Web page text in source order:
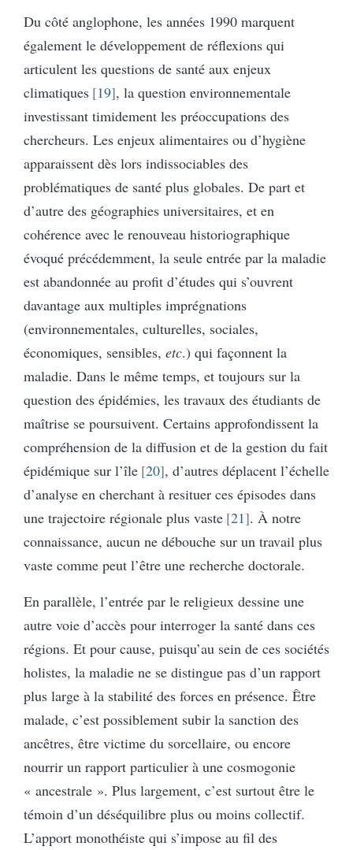
Du côté anglophone, les années 1990 marquent
également le développement de réflexions qui
articulent les questions de santé aux enjeux
climatiques 19 , la question environnementale
investissant timidement les préoccupations des
chercheurs. Les enjeux alimentaires ou d’hygiène
apparaissent dès lors indissociables des
problématiques de santé plus globales. De part et
d’autre des géographies universitaires, et en
cohérence avec le renouveau historiographique
évoqué précédemment, la seule entrée par la maladie
est abandonnée au profit d’études qui s’ouvrent
davantage aux multiples imprégnations
(environnementales, culturelles, sociales,
économiques, sensibles, etc.) qui façonnent la
maladie. Dans le même temps, et toujours sur la
question des épidémies, les travaux des étudiants de
maîtrise se poursuivent. Certains approfondissent la
compréhension de la diffusion et de la gestion du fait
épidémique sur l’île 20 , d’autres déplacent l’échelle
d’analyse en cherchant à resituer ces épisodes dans
une trajectoire régionale plus vaste 21 . À notre
connaissance, aucun ne débouche sur un travail plus
vaste comme peut l’être une recherche doctorale.
En parallèle, l’entrée par le religieux dessine une
autre voie d’accès pour interroger la santé dans ces
régions. Et pour cause, puisqu’au sein de ces sociétés
holistes, la maladie ne se distingue pas d’un rapport
plus large à la stabilité des forces en présence. Être
malade, c’est possiblement subir la sanction des
ancêtres, être victime du sorcellaire, ou encore
nourrir un rapport particulier à une cosmogonie
« ancestrale ». Plus largement, c’est surtout être le
témoin d’un déséquilibre plus ou moins collectif.
L’apport monothéiste qui s’impose au fil des